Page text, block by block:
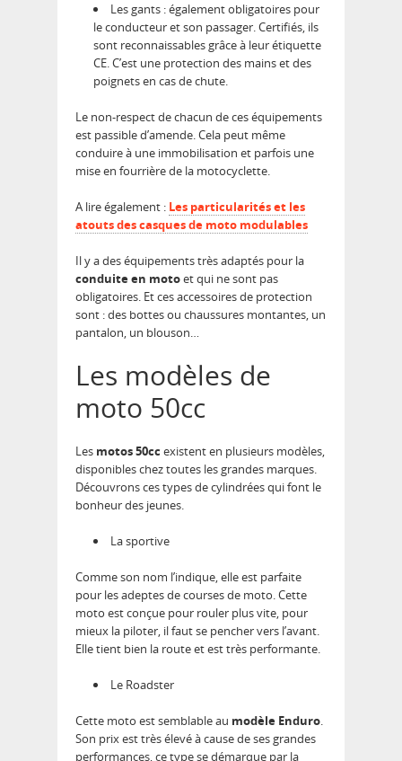
Les gants : également obligatoires pour
le conducteur et son passager. Certifiés, ils
sont reconnaissables grâce à leur étiquette
CE. C’est une protection des mains et des
poignets en cas de chute.
Le non-respect de chacun de ces équipements
est passible d’amende. Cela peut même
conduire à une immobilisation et parfois une
mise en fourrière de la motocyclette.
A lire également : Les particularités et les
atouts des casques de moto modulables
Il y a des équipements très adaptés pour la
conduite en motoet qui ne sont pas
obligatoires. Et ces accessoires de protection
sont : des bottes ou chaussures montantes, un
pantalon, un blouson…
Les modèles de
moto 50cc
Les motos 50cc existent en plusieurs modèles,
disponibles chez toutes les grandes marques.
Découvrons ces types de cylindrées qui font le
bonheur des jeunes.
La sportive
Comme son nom l’indique, elle est parfaite
pour les adeptes de courses de moto. Cette
moto est conçue pour rouler plus vite, pour
mieux la piloter, il faut se pencher vers l’avant.
Elle tient bien la route et est très performante.
Le Roadster
Cette moto est semblable au modèle Enduro.
Son prix est très élevé à cause de ses grandes
performances, ce type se démarque par la